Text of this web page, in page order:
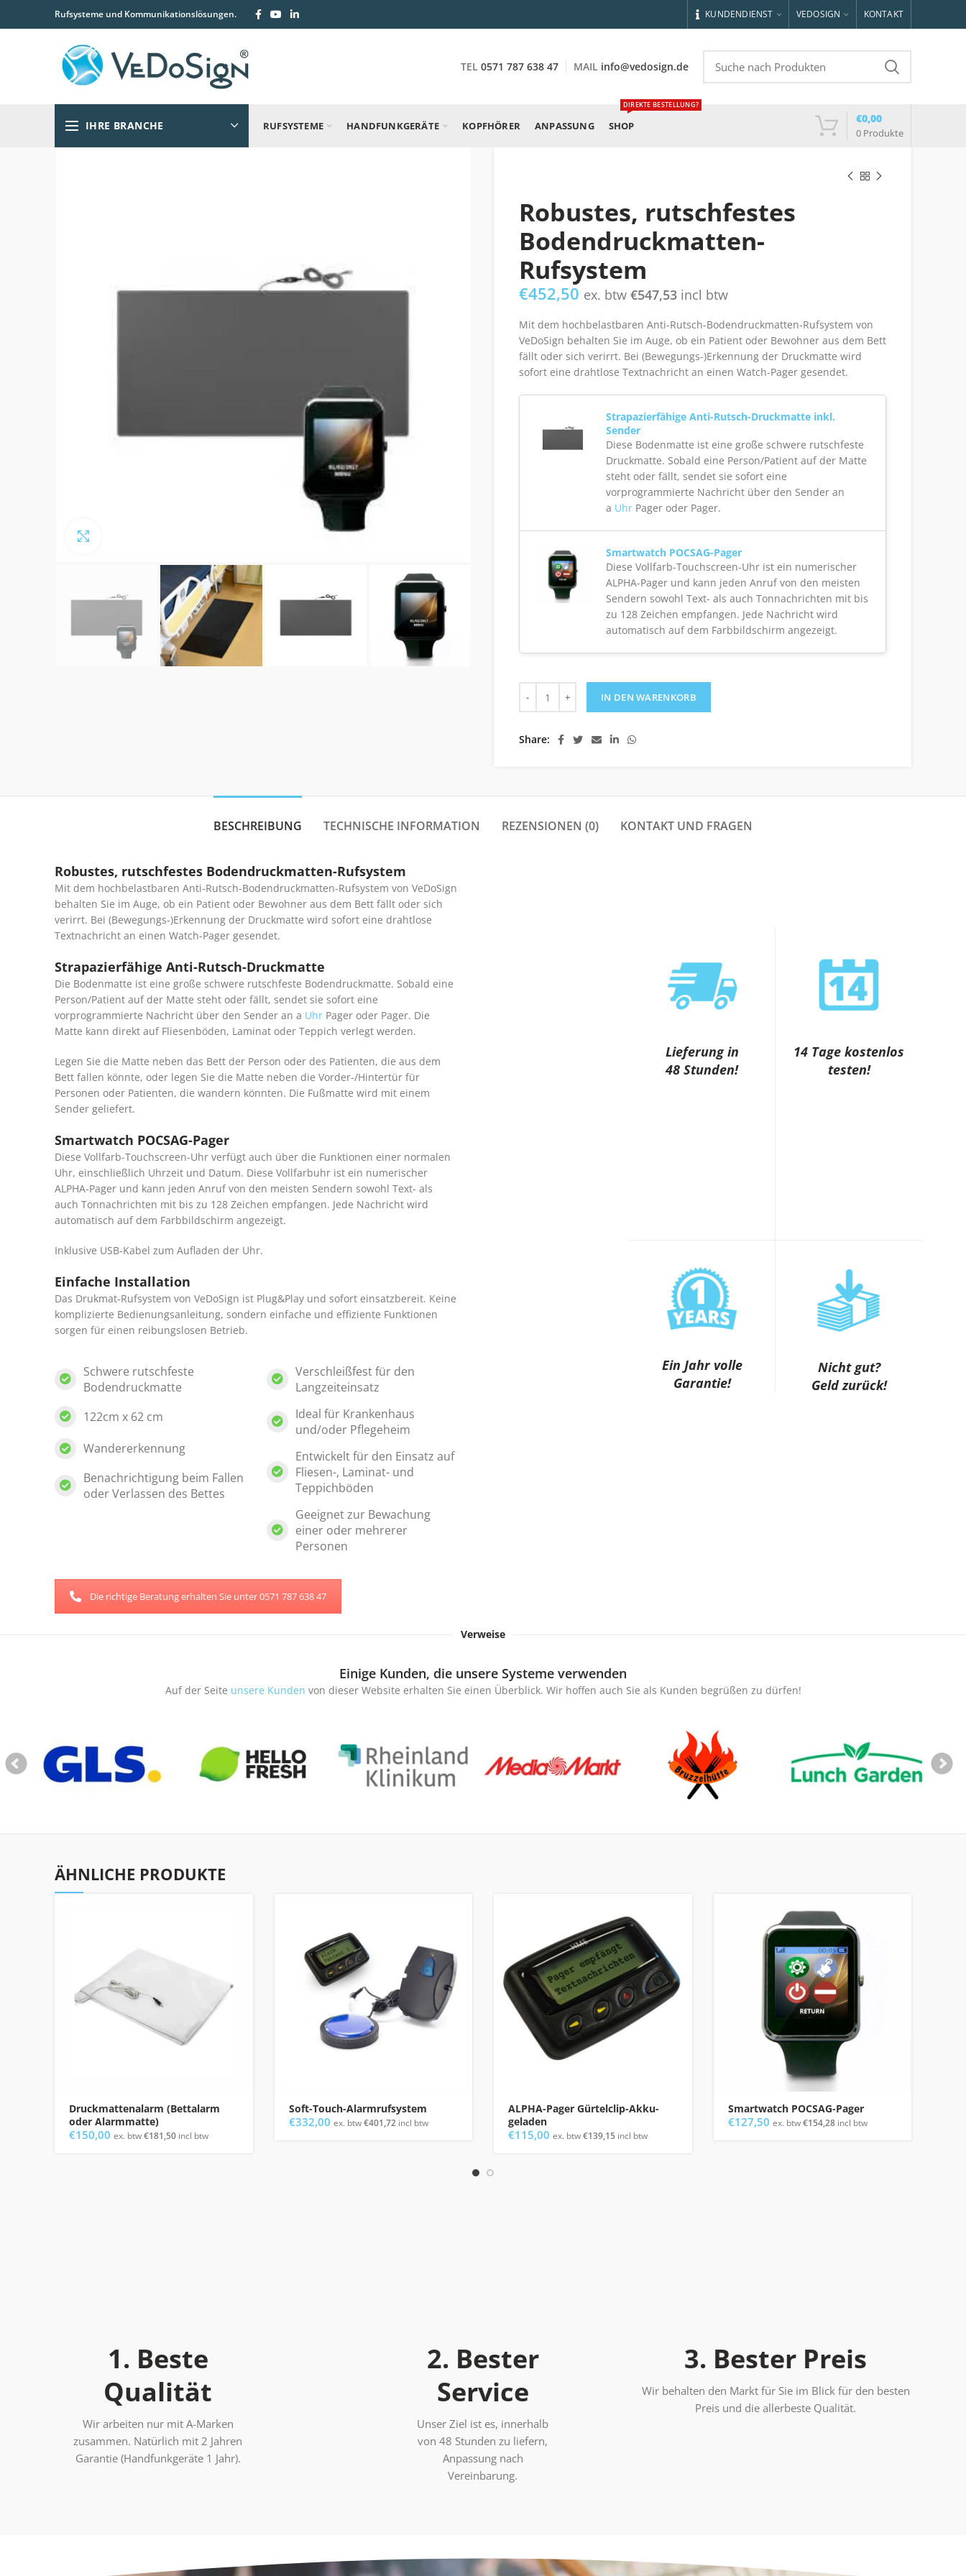
Rufsysteme und Kommunikationslösungen. KUNDENDIENST VEDOSIGN KONTAKT
TEL 0571 787 638 47 MAIL info@vedosign.de
IHRE BRANCHE RUFSYSTEME HANDFUNKGERÄTE KOPFHÖRER ANPASSUNG SHOP
DIREKTE BESTELLUNG?
0 Produkte
€0,00
Robustes, rutschfestes
Bodendruckmatten-
Rufsystem
€452,50 ex. btw €547,53 incl btw
Mit dem hochbelastbaren Anti-Rutsch-Bodendruckmatten-Rufsystem von
VeDoSign behalten Sie im Auge, ob ein Patient oder Bewohner aus dem Bett
fällt oder sich verirrt. Bei (Bewegungs-)Erkennung der Druckmatte wird
sofort eine drahtlose Textnachricht an einen Watch-Pager gesendet.
Strapazierfähige Anti-Rutsch-Druckmatte inkl.
Sender
Diese Bodenmatte ist eine große schwere rutschfeste
Druckmatte. Sobald eine Person/Patient auf der Matte
steht oder fällt, sendet sie sofort eine
vorprogrammierte Nachricht über den Sender an
a Uhr Pager oder Pager.
Smartwatch POCSAG-Pager
Diese Vollfarb-Touchscreen-Uhr ist ein numerischer
ALPHA-Pager und kann jeden Anruf von den meisten
Sendern sowohl Text- als auch Tonnachrichten mit bis
zu 128 Zeichen empfangen. Jede Nachricht wird
automatisch auf dem Farbbildschirm angezeigt.
IN DEN WARENKORB
Share
BESCHREIBUNG TECHNISCHE INFORMATION REZENSIONEN (0) KONTAKT UND FRAGEN
Robustes, rutschfestes Bodendruckmatten-Rufsystem
Mit dem hochbelastbaren Anti-Rutsch-Bodendruckmatten-Rufsystem von VeDoSign
behalten Sie im Auge, ob ein Patient oder Bewohner aus dem Bett fällt oder sich
verirrt. Bei (Bewegungs-)Erkennung der Druckmatte wird sofort eine drahtlose
Textnachricht an einen Watch-Pager gesendet.
Strapazierfähige Anti-Rutsch-Druckmatte
Die Bodenmatte ist eine große schwere rutschfeste Bodendruckmatte. Sobald eine
Person/Patient auf der Matte steht oder fällt, sendet sie sofort eine
vorprogrammierte Nachricht über den Sender an a Uhr Pager oder Pager. Die
Matte kann direkt auf Fliesenböden, Laminat oder Teppich verlegt werden.
Legen Sie die Matte neben das Bett der Person oder des Patienten, die aus dem
Bett fallen könnte, oder legen Sie die Matte neben die Vorder-/Hintertür für
Personen oder Patienten, die wandern könnten. Die Fußmatte wird mit einem
Sender geliefert.
Smartwatch POCSAG-Pager
Diese Vollfarb-Touchscreen-Uhr verfügt auch über die Funktionen einer normalen
Uhr, einschließlich Uhrzeit und Datum. Diese Vollfarbuhr ist ein numerischer
ALPHA-Pager und kann jeden Anruf von den meisten Sendern sowohl Text- als
auch Tonnachrichten mit bis zu 128 Zeichen empfangen. Jede Nachricht wird
automatisch auf dem Farbbildschirm angezeigt.
Inklusive USB-Kabel zum Aufladen der Uhr.
Einfache Installation
Das Drukmat-Rufsystem von VeDoSign ist Plug&Play und sofort einsatzbereit. Keine
komplizierte Bedienungsanleitung, sondern einfache und effiziente Funktionen
sorgen für einen reibungslosen Betrieb.
Schwere rutschfeste
Bodendruckmatte
122cm x 62 cm
Wandererkennung
Benachrichtigung beim Fallen
oder Verlassen des Bettes
Verschleißfest für den
Langzeiteinsatz
Ideal für Krankenhaus
und/oder Pflegeheim
Entwickelt für den Einsatz auf
Fliesen-, Laminat- und
Teppichböden
Geeignet zur Bewachung
einer oder mehrerer
Personen
Die richtige Beratung erhalten Sie unter 0571 787 638 47
Lieferung in
48 Stunden!
14 Tage kostenlos
testen!
Ein Jahr volle
Garantie!
Nicht gut?
Geld zurück!
Verweise
Einige Kunden, die unsere Systeme verwenden
Auf der Seite unsere Kunden von dieser Website erhalten Sie einen Überblick. Wir hoffen auch Sie als Kunden begrüßen zu dürfen!
ÄHNLICHE PRODUKTE
Druckmattenalarm (Bettalarm
oder Alarmmatte)
€150,00 ex. btw€181,50 incl btw
Soft-Touch-Alarmrufsystem
€332,00 ex. btw€401,72incl btw
ALPHA-Pager Gürtelclip-Akku-
geladen
€115,00 ex. btw€139,15 incl btw
Smartwatch POCSAG-Pager
€127,50 ex. btw€154,28incl btw
1. Beste
Qualität
Wir arbeiten nur mit A-Marken
zusammen. Natürlich mit 2 Jahren
Garantie (Handfunkgeräte 1 Jahr).
2. Bester
Service
Unser Ziel ist es, innerhalb
von 48 Stunden zu liefern,
Anpassung nach
Vereinbarung.
3. Bester Preis
Wir behalten den Markt für Sie im Blick für den besten
Preis und die allerbeste Qualität.